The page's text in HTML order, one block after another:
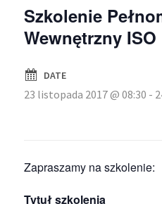
Szkolenie
Wewnętrzny ISO
DATE
23 listopada 2017 @ 08:30 -
Zapraszamy na szkolenie:
Tytuł szkolenia